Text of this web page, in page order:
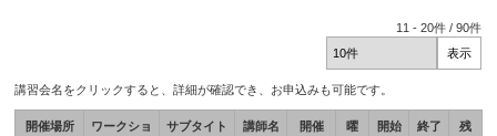
11 -20件 /90件
講習会名をクリックすると、詳細が確認でき、お申込みも可能です。
開催場所
ワークショ
サブタイト
講師名
開催
曜
開始
終了
残